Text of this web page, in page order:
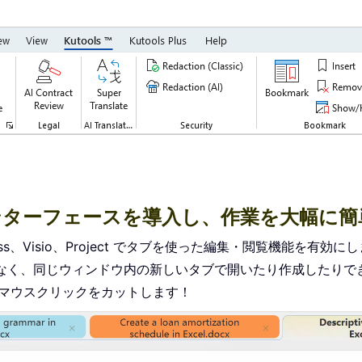
ーフェースを導入し、作業を大幅に
Visio、Project でタブを使った編集・閲覧機能を有効にし
、同じウィンドウ内の新しいタブで開いたり作成したりで
スクリックをカットします！